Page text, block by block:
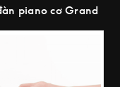
piano cơ Grand